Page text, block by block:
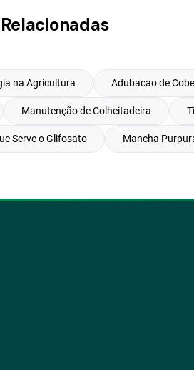
na Agricultura Adubacao de
Manutenção de Colheitadeira
Serve o Glifosato Mancha